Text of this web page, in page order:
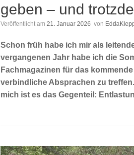
geben – und
Veröffentlicht am 21. Januar 2026 von
Schon früh habe ich mir als
vergangenen Jahr habe ich die
Fachmagazinen für das
verbindliche Absprachen zu
mich ist es das Gegenteil: